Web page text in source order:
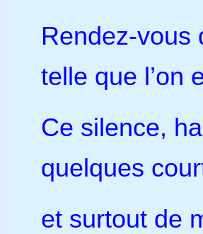
Rendez-vous
telle que l’on
Ce silence,
quelques
et surtout de